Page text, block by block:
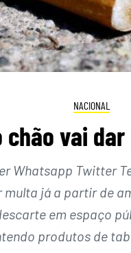
NACIONAL
vai
Whatsapp Twitter
já a partir de
em espaço
produtos de